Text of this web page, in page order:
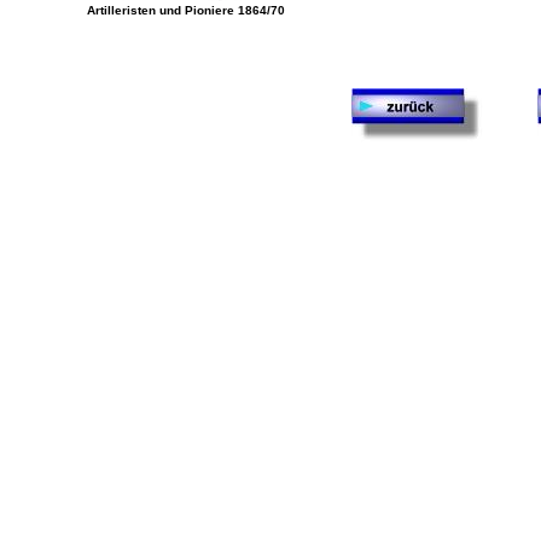
Artilleristen und Pioniere 1864/70